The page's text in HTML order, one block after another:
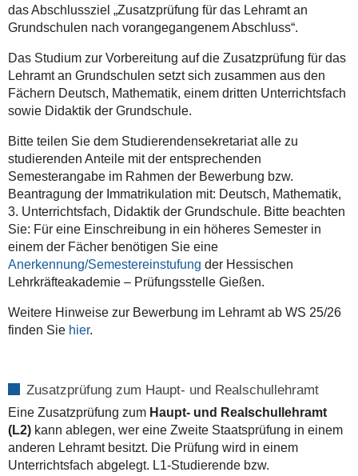
das Abschlussziel „Zusatzprüfung für das Lehramt an
Grundschulen nach vorangegangenem Abschluss“.
Das Studium zur Vorbereitung auf die Zusatzprüfung für das
Lehramt an Grundschulen setzt sich zusammen aus den
Fächern Deutsch, Mathematik, einem dritten Unterrichtsfach
sowie Didaktik der Grundschule.
Bitte teilen Sie dem Studierendensekretariat alle zu
studierenden Anteile mit der entsprechenden
Semesterangabe im Rahmen der Bewerbung bzw.
Beantragung der Immatrikulation mit: Deutsch, Mathematik,
3. Unterrichtsfach, Didaktik der Grundschule. Bitte beachten
Sie: Für eine Einschreibung in ein höheres Semester in
einem der Fächer benötigen Sie eine
Anerkennung/Semestereinstufung der Hessischen
Lehrkräfteakademie – Prüfungsstelle Gießen.
Weitere Hinweise zur Bewerbung im Lehramt ab WS 25/26
finden Sie hier.
Zusatzprüfung zum Haupt- und Realschullehramt
Eine Zusatzprüfung zum Haupt- und Realschullehramt
(L2)kann ablegen, wer eine Zweite Staatsprüfung in einem
anderen Lehramt besitzt. Die Prüfung wird in einem
Unterrichtsfach abgelegt. L1-Studierende bzw.